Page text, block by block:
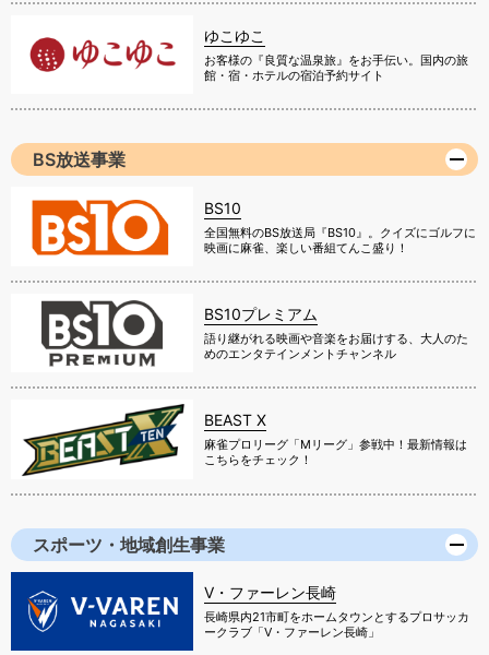
ゆこゆこ
お客様の『良質な温泉旅』をお手伝い。国内の旅
館・宿・ホテルの宿泊予約サイト
BS放送事業
BS10
全国無料のBS放送局『BS10』。クイズにゴルフに
映画に麻雀、楽しい番組てんこ盛り！
BS10プレミアム
語り継がれる映画や音楽をお届けする、大人のた
めのエンタテインメントチャンネル
BEAST X
麻雀プロリーグ「Mリーグ」参戦中！最新情報は
こちらをチェック！
スポーツ・地域創生事業
V・ファーレン長崎
長崎県内21市町をホームタウンとするプロサッカ
ークラブ「V・ファーレン長崎」